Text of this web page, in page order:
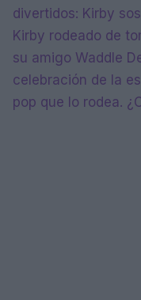
divertidos: Kirby
Kirby rodeado de
su amigo Waddle
celebración de la
pop que lo rodea.